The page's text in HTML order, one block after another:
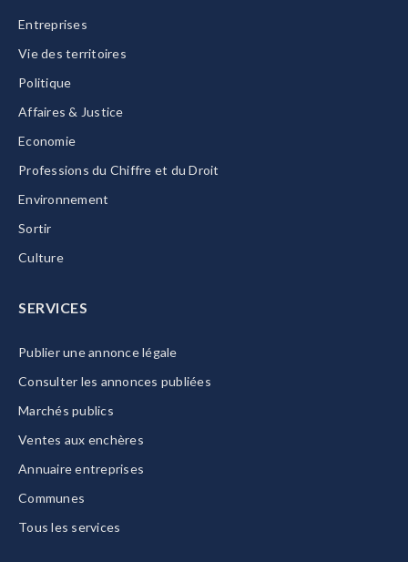
Entreprises
Vie des territoires
Politique
Affaires & Justice
Economie
Professions du Chiffre et du Droit
Environnement
Sortir
Culture
SERVICES
Publier une annonce légale
Consulter les annonces publiées
Marchés publics
Ventes aux enchères
Annuaire entreprises
Communes
Tous les services